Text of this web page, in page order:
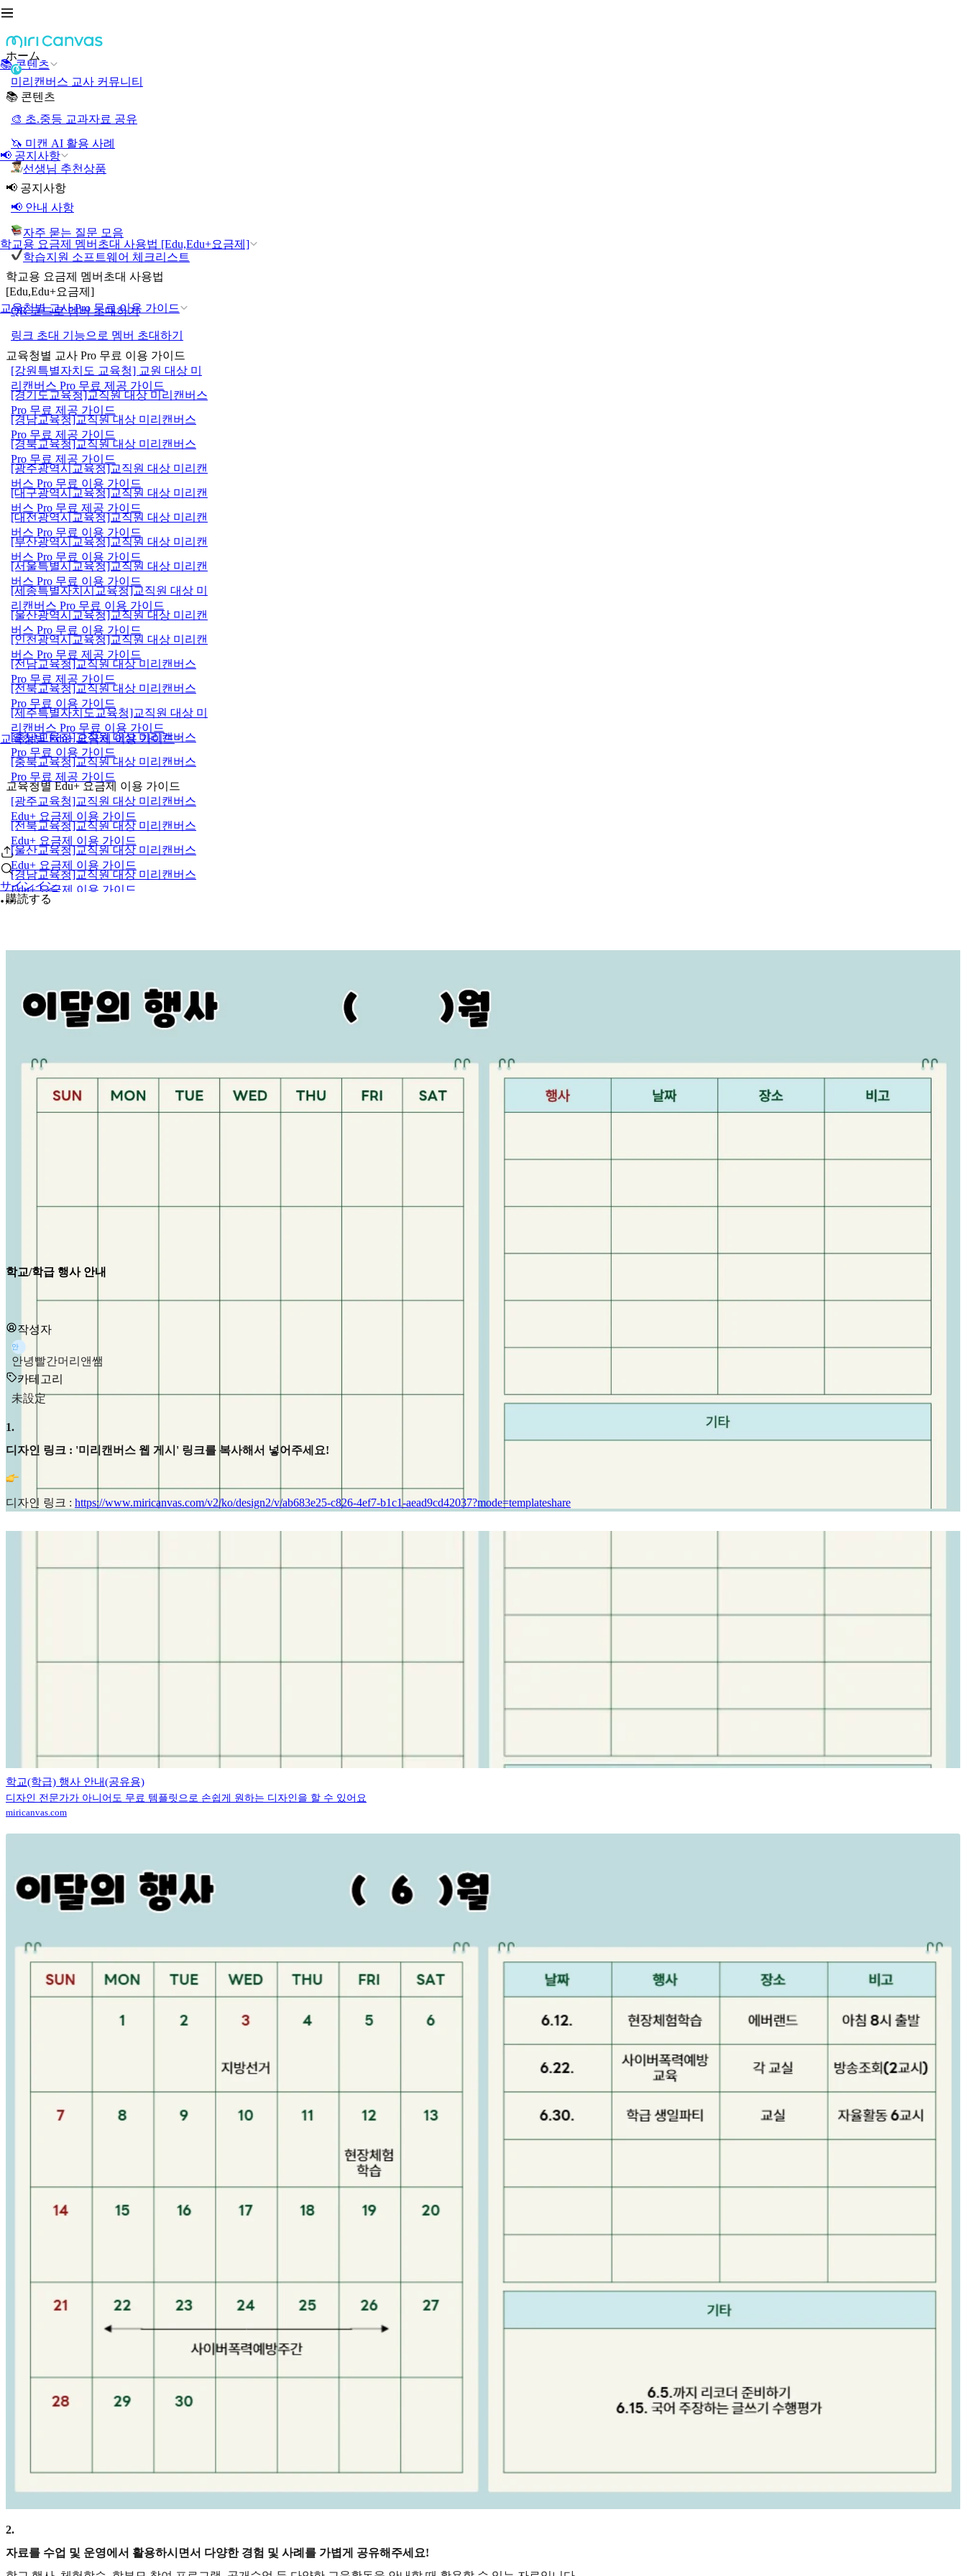
📚 콘텐츠
📢 공지사항
학교용 요금제 멤버초대 사용법 [Edu,Edu+요금제]
교육청별 교사 Pro 무료 이용 가이드
교육청별 Edu+ 요금제 이용 가이드
サインイン
ホーム
미리캔버스 교사 커뮤니티
📚 콘텐츠
🎨 초.중등 교과자료 공유
🦄 미캔 AI 활용 사례
선생님 추천상품
📢 공지사항
📢 안내 사항
자주 묻는 질문 모음
학습지원 소프트웨어 체크리스트
학교용 요금제 멤버초대 사용법
[Edu,Edu+요금제]
QR 코드로 멤버 초대하기
링크 초대 기능으로 멤버 초대하기
교육청별 교사 Pro 무료 이용 가이드
[강원특별자치도 교육청] 교원 대상 미
리캔버스 Pro 무료 제공 가이드
[경기도교육청]교직원 대상 미리캔버스
Pro 무료 제공 가이드
[경남교육청]교직원 대상 미리캔버스
Pro 무료 제공 가이드
[경북교육청]교직원 대상 미리캔버스
Pro 무료 제공 가이드
[광주광역시교육청]교직원 대상 미리캔
버스 Pro 무료 이용 가이드
[대구광역시교육청]교직원 대상 미리캔
버스 Pro 무료 제공 가이드
[대전광역시교육청]교직원 대상 미리캔
버스 Pro 무료 이용 가이드
[부산광역시교육청]교직원 대상 미리캔
버스 Pro 무료 이용 가이드
[서울특별시교육청]교직원 대상 미리캔
버스 Pro 무료 이용 가이드
[세종특별자치시교육청]교직원 대상 미
리캔버스 Pro 무료 이용 가이드
[울산광역시교육청]교직원 대상 미리캔
버스 Pro 무료 이용 가이드
[인천광역시교육청]교직원 대상 미리캔
버스 Pro 무료 제공 가이드
[전남교육청]교직원 대상 미리캔버스
Pro 무료 제공 가이드
[전북교육청]교직원 대상 미리캔버스
Pro 무료 이용 가이드
[제주특별자치도교육청]교직원 대상 미
리캔버스 Pro 무료 이용 가이드
[충남교육청]교직원 대상 미리캔버스
Pro 무료 이용 가이드
[충북교육청]교직원 대상 미리캔버스
Pro 무료 제공 가이드
교육청별 Edu+ 요금제 이용 가이드
[광주교육청]교직원 대상 미리캔버스
Edu+ 요금제 이용 가이드
[전북교육청]교직원 대상 미리캔버스
Edu+ 요금제 이용 가이드
[울산교육청]교직원 대상 미리캔버스
Edu+ 요금제 이용 가이드
[경남교육청]교직원 대상 미리캔버스
Edu+ 요금제 이용 가이드
購読する
학교/학급 행사 안내
작성자
안
안녕빨간머리앤쌤
카테고리
未設定
1.
디자인 링크 : '미리캔버스 웹 게시' 링크를 복사해서 넣어주세요!
디자인 링크 : https://www.miricanvas.com/v2/ko/design2/v/ab683e25-c826-4ef7-b1c1-aead9cd42037?mode=templateshare
학교(학급) 행사 안내(공유용)
디자인 전문가가 아니어도 무료 템플릿으로 손쉽게 원하는 디자인을 할 수 있어요
miricanvas.com
2.
자료를 수업 및 운영에서 활용하시면서 다양한 경험 및 사례를 가볍게 공유해주세요!